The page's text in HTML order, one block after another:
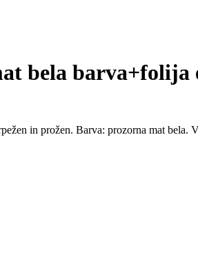
bela barva+folija
in prožen. Barva: prozorna mat bela.